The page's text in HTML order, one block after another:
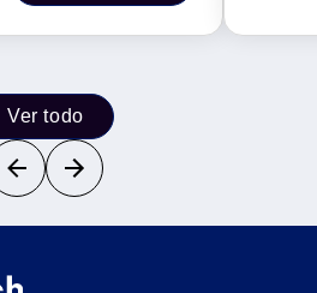
Ver todo